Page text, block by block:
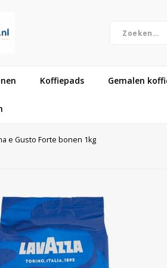
Koffiepads Gemalen
e Gusto Forte bonen 1kg